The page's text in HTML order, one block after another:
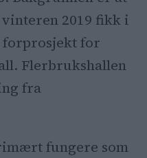
2019 fikk i
forprosjekt for
Flerbrukshallen
fra
fungere som